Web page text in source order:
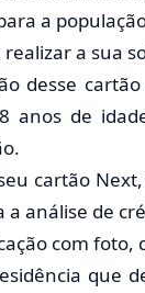
a
a sua
desse
anos de
cartão
a análise de
com foto,
que